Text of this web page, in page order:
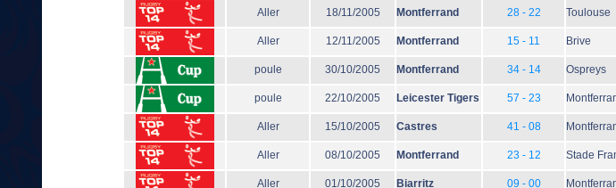
Aller 18/11/2005 Montferrand 28 - 22 Toulouse
Aller 12/11/2005 Montferrand 15 - 11 Brive
poule 30/10/2005 Montferrand 34 - 14 Ospreys
poule 22/10/2005 Leicester Tigers 57 - 23
Aller 15/10/2005 Castres 41 - 08
Aller 08/10/2005 Montferrand 23 - 12 Stade
Aller 01/10/2005 Biarritz 09 - 00